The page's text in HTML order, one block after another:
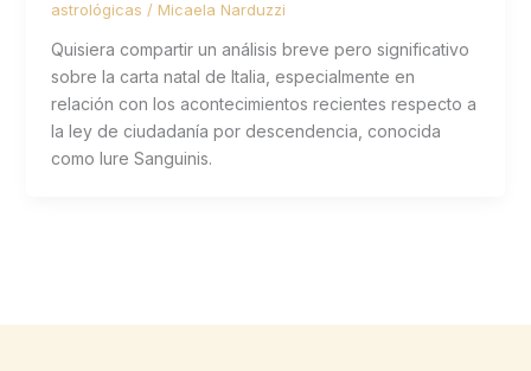
astrológicas / Micaela Narduzzi
Quisiera compartir un análisis breve pero significativo
sobre la carta natal de Italia, especialmente en
relación con los acontecimientos recientes respecto a
la ley de ciudadanía por descendencia, conocida
como Iure Sanguinis.